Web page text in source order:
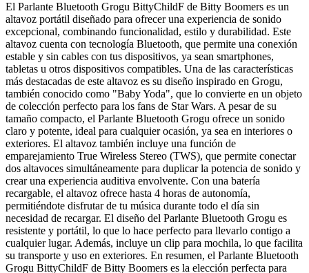
El Parlante Bluetooth Grogu BittyChildF de Bitty Boomers es un
altavoz portátil diseñado para ofrecer una experiencia de sonido
excepcional, combinando funcionalidad, estilo y durabilidad. Este
altavoz cuenta con tecnología Bluetooth, que permite una conexión
estable y sin cables con tus dispositivos, ya sean smartphones,
tabletas u otros dispositivos compatibles. Una de las características
más destacadas de este altavoz es su diseño inspirado en Grogu,
también conocido como "Baby Yoda", que lo convierte en un objeto
de colección perfecto para los fans de Star Wars. A pesar de su
tamaño compacto, el Parlante Bluetooth Grogu ofrece un sonido
claro y potente, ideal para cualquier ocasión, ya sea en interiores o
exteriores. El altavoz también incluye una función de
emparejamiento True Wireless Stereo (TWS), que permite conectar
dos altavoces simultáneamente para duplicar la potencia de sonido y
crear una experiencia auditiva envolvente. Con una batería
recargable, el altavoz ofrece hasta 4 horas de autonomía,
permitiéndote disfrutar de tu música durante todo el día sin
necesidad de recargar. El diseño del Parlante Bluetooth Grogu es
resistente y portátil, lo que lo hace perfecto para llevarlo contigo a
cualquier lugar. Además, incluye un clip para mochila, lo que facilita
su transporte y uso en exteriores. En resumen, el Parlante Bluetooth
Grogu BittyChildF de Bitty Boomers es la elección perfecta para